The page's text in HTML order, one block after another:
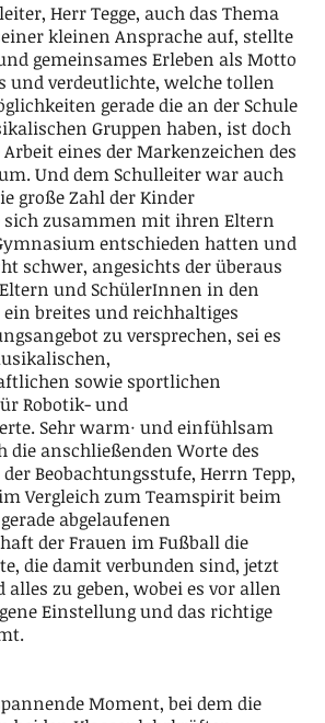
Herr Tegge, auch das Thema
kleinen Ansprache auf, stellte
gemeinsames Erleben als Motto
und verdeutlichte, welche tollen
gerade die an der Schule
Gruppen haben, ist doch
eines der Markenzeichen des
Und dem Schulleiter war auch
große Zahl der Kinder
sich zusammen mit ihren Eltern
entschieden hatten und
schwer, angesichts der überaus
und SchülerInnen in den
breites und reichhaltiges
zu versprechen, sei es
sowie sportlichen
Robotik- und
Sehr warm· und einfühlsam
die anschließenden Worte des
Beobachtungsstufe, Herrn Tepp,
Vergleich zum Teamspirit beim
abgelaufenen
der Frauen im Fußball die
die damit verbunden sind, jetzt
alles zu geben, wobei es vor allen
Einstellung und das richtige
Moment, bei dem die